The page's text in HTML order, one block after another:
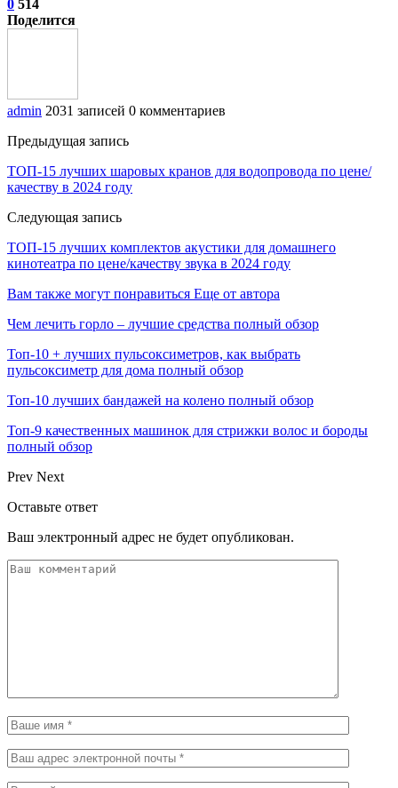
0 514
Поделится
admin 2031 записей 0 комментариев
Предыдущая запись
ТОП-15 лучших шаровых кранов для водопровода по цене/
качеству в 2024 году
Следующая запись
ТОП-15 лучших комплектов акустики для домашнего
кинотеатра по цене/качеству звука в 2024 году
Вам также могут понравиться Еще от автора
Чем лечить горло – лучшие средства полный обзор
Топ-10 + лучших пульсоксиметров, как выбрать
пульсоксиметр для дома полный обзор
Топ-10 лучших бандажей на колено полный обзор
Топ-9 качественных машинок для стрижки волос и бороды
полный обзор
Prev Next
Оставьте ответ
Ваш электронный адрес не будет опубликован.